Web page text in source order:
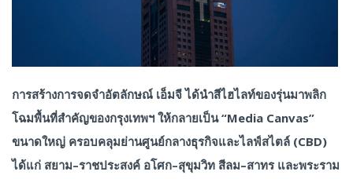
การสร้างการจดจำอัตลักษณ์ เอ็มจี ได้นำสีไฮไลท์ของรุ่นมาพลิก
โฉมพื้นที่สำคัญของกรุงเทพฯ ให้กลายเป็น “Media Canvas”
ขนาดใหญ่ ครอบคลุมย่านศูนย์กลางธุรกิจและไลฟ์สไตล์ (CBD)
ได้แก่ สยาม–ราชประสงค์ อโศก–สุขุมวิท สีลม–สาทร และพระราม